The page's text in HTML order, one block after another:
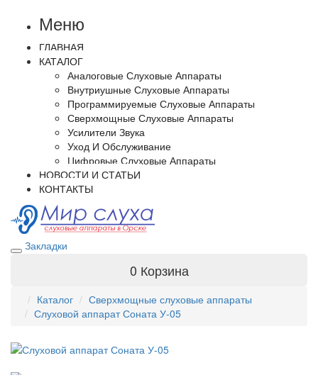
Меню
ГЛАВНАЯ
КАТАЛОГ
Аналоговые Слуховые Аппараты
Внутриушные Слуховые Аппараты
Программируемые Слуховые Аппараты
Сверхмощные Слуховые Аппараты
Усилители Звука
Уход И Обслуживание
Цифровые Слуховые Аппараты
НОВОСТИ И СТАТЬИ
КОНТАКТЫ
Закладки
0 Корзина
Каталог
Сверхмощные слуховые аппараты
Слуховой аппарат Соната У-05